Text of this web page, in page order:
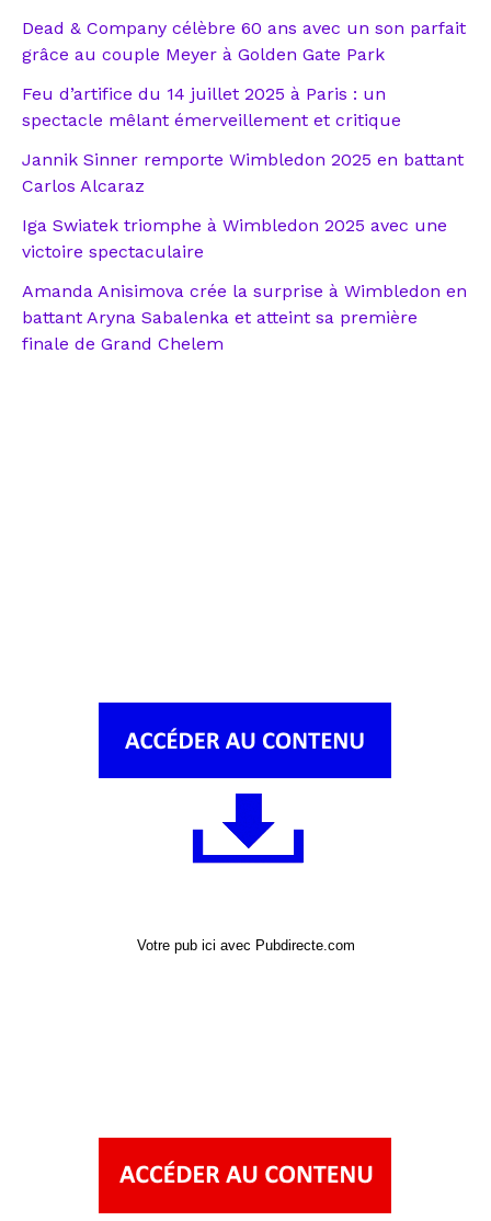
Dead & Company célèbre 60 ans avec un son parfait
grâce au couple Meyer à Golden Gate Park
Feu d’artifice du 14 juillet 2025 à Paris : un
spectacle mêlant émerveillement et critique
Jannik Sinner remporte Wimbledon 2025 en battant
Carlos Alcaraz
Iga Swiatek triomphe à Wimbledon 2025 avec une
victoire spectaculaire
Amanda Anisimova crée la surprise à Wimbledon en
battant Aryna Sabalenka et atteint sa première
finale de Grand Chelem
Votre pub ici avec Pubdirecte.com